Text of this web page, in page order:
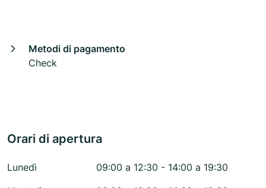
Metodi di pagamento
Check
Orari di apertura
Lunedì
09:00 a 12:30 - 14:00 a 19:30